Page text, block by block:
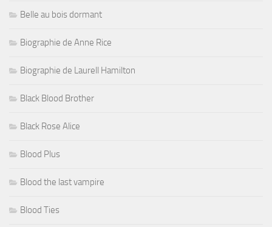
Belle au bois dormant
Biographie de Anne Rice
Biographie de Laurell Hamilton
Black Blood Brother
Black Rose Alice
Blood Plus
Blood the last vampire
Blood Ties